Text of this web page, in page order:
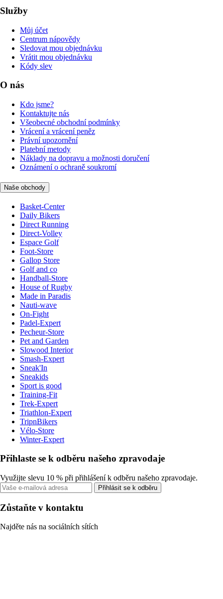
Služby
Můj účet
Centrum nápovědy
Sledovat mou objednávku
Vrátit mou objednávku
Kódy slev
O nás
Kdo jsme?
Kontaktujte nás
Všeobecné obchodní podmínky
Vrácení a vrácení peněz
Právní upozornění
Platební metody
Náklady na dopravu a možnosti doručení
Oznámení o ochraně soukromí
Naše obchody
Basket-Center
Daily Bikers
Direct Running
Direct-Volley
Espace Golf
Foot-Store
Gallop Store
Golf and co
Handball-Store
House of Rugby
Made in Paradis
Nauti-wave
On-Fight
Padel-Expert
Pecheur-Store
Pet and Garden
Slowood Interior
Smash-Expert
Sneak'In
Sneakids
Sport is good
Training-Fit
Trek-Expert
Triathlon-Expert
TripnBikers
Vélo-Store
Winter-Expert
Přihlaste se k odběru našeho zpravodaje
Využijte slevu 10 % při přihlášení k odběru našeho zpravodaje.
Přihlásit se k odběru
Zůstaňte v kontaktu
Najděte nás na sociálních sítích